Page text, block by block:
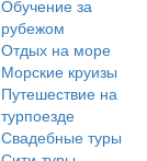
Обучение за
рубежом
Отдых на море
Морские круизы
Путешествие на
турпоезде
Свадебные туры